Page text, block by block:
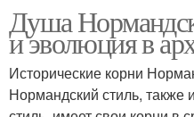
Душа
и эволюция в
Исторические корни
Нормандский стиль, также